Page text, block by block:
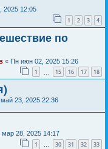
2025 12:05
1 2 3 4
по
« Пн июн 02, 2025 15:26
1 15 16 17 18
май 23, 2025 22:36
мар 28, 2025 14:17
1 … 30 31 32 33